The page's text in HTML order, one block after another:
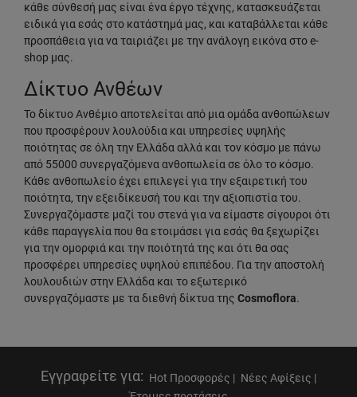
κάθε σύνθεσή μας είναι ένα έργο τέχνης, κατασκευάζεται
ειδικά για εσάς στο κατάστημά μας, και καταβάλλεται κάθε
προσπάθεια για να ταιριάζει με την ανάλογη εικόνα στο e-
shop μας.
Δίκτυο Ανθέων
Το δίκτυο Ανθέμιο αποτελείται από μια ομάδα ανθοπώλεων
που προσφέρουν λουλούδια και υπηρεσίες υψηλής
ποιότητας σε όλη την Ελλάδα αλλά και τον κόσμο με πάνω
από 55000 συνεργαζόμενα ανθοπωλεία σε όλο το κόσμο.
Κάθε ανθοπωλείο έχει επιλεγεί για την εξαιρετική του
ποιότητα, την εξειδίκευσή του και την αξιοπιστία του.
Συνεργαζόμαστε μαζί του στενά για να είμαστε σίγουροι ότι
κάθε παραγγελία που θα ετοιμάσει για εσάς θα ξεχωρίζει
για την ομορφιά και την ποιότητά της και ότι θα σας
προσφέρει υπηρεσίες υψηλού επιπέδου. Για την αποστολή
λουλουδιών στην Ελλάδα και το εξωτερικό
συνεργαζόμαστε με τα διεθνή δίκτυα της Cosmoflora.
Εγγραφείτε για: Hot Προσφορές | Νέες Αφίξεις |